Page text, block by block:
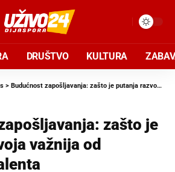
DRUŠTVO KULTURA
> Budućnost zapošljavanja: zašto je putanja razvoja važnija od trenutnog talenta
zašto je
važnija od